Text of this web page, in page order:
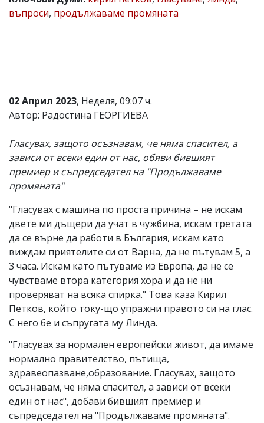
Коментарите
редакцията
носи
за
Ако
откриете
обиден
вас
коментар,
моля
сигнализирайте
ни!
въпроси, продължаваме промяната
02 Април 2023, Неделя, 09:07 ч.
Автор: Радостина ГЕОРГИЕВА
Гласувах, защото осъзнавам, че няма спасител, а
зависи от всеки един от нас, обяви бившият
премиер и съпредседател на "Продължаваме
промяната"
"Гласувах с машина по проста причина – не искам
двете ми дъщери да учат в чужбина, искам третата
да се върне да работи в България, искам като
виждам приятелите си от Варна, да не пътувам 5, а
3 часа. Искам като пътуваме из Европа, да не се
чувстваме втора категория хора и да не ни
проверяват на всяка спирка." Това каза Кирил
Петков, който току-що упражни правото си на глас.
С него бе и съпругата му Линда.
"Гласувах за нормален европейски живот, да имаме
нормално правителство, пътища,
здравеопазване,образование. Гласувах, защото
осъзнавам, че няма спасител, а зависи от всеки
един от нас", добави бившият премиер и
съпредседател на "Продължаваме промяната".